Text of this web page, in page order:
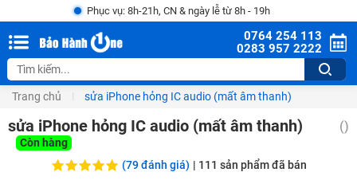
Phục vụ: 8h-21h, CN & ngày lễ từ 8h - 19h
0764 254 113
0283 957 2222
Trang chủ sửa iPhone hỏng IC audio (mất âm thanh)
sửa iPhone hỏng IC audio (mất âm thanh) ()
Còn hàng
(79 đánh giá) | 111 sản phẩm đã bán